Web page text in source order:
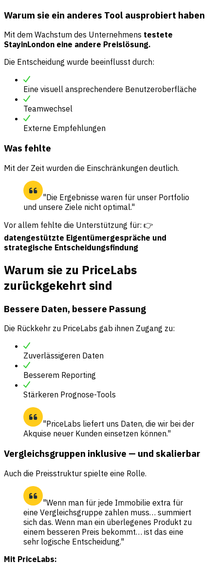
Warum sie ein anderes Tool ausprobiert haben
Mit dem Wachstum des Unternehmens testete
StayinLondon eine andere Preislösung.
Die Entscheidung wurde beeinflusst durch:
Eine visuell ansprechendere Benutzeroberfläche
Teamwechsel
Externe Empfehlungen
Was fehlte
Mit der Zeit wurden die Einschränkungen deutlich.
"Die Ergebnisse waren für unser Portfolio
und unsere Ziele nicht optimal."
Vor allem fehlte die Unterstützung für: 👉
datengestützte Eigentümergespräche und
strategische Entscheidungsfindung
Warum sie zu PriceLabs
zurückgekehrt sind
Bessere Daten, bessere Passung
Die Rückkehr zu PriceLabs gab ihnen Zugang zu:
Zuverlässigeren Daten
Besserem Reporting
Stärkeren Prognose-Tools
"PriceLabs liefert uns Daten, die wir bei der
Akquise neuer Kunden einsetzen können."
Vergleichsgruppen inklusive — und skalierbar
Auch die Preisstruktur spielte eine Rolle.
"Wenn man für jede Immobilie extra für
eine Vergleichsgruppe zahlen muss… summiert
sich das. Wenn man ein überlegenes Produkt zu
einem besseren Preis bekommt… ist das eine
sehr logische Entscheidung."
Mit PriceLabs: